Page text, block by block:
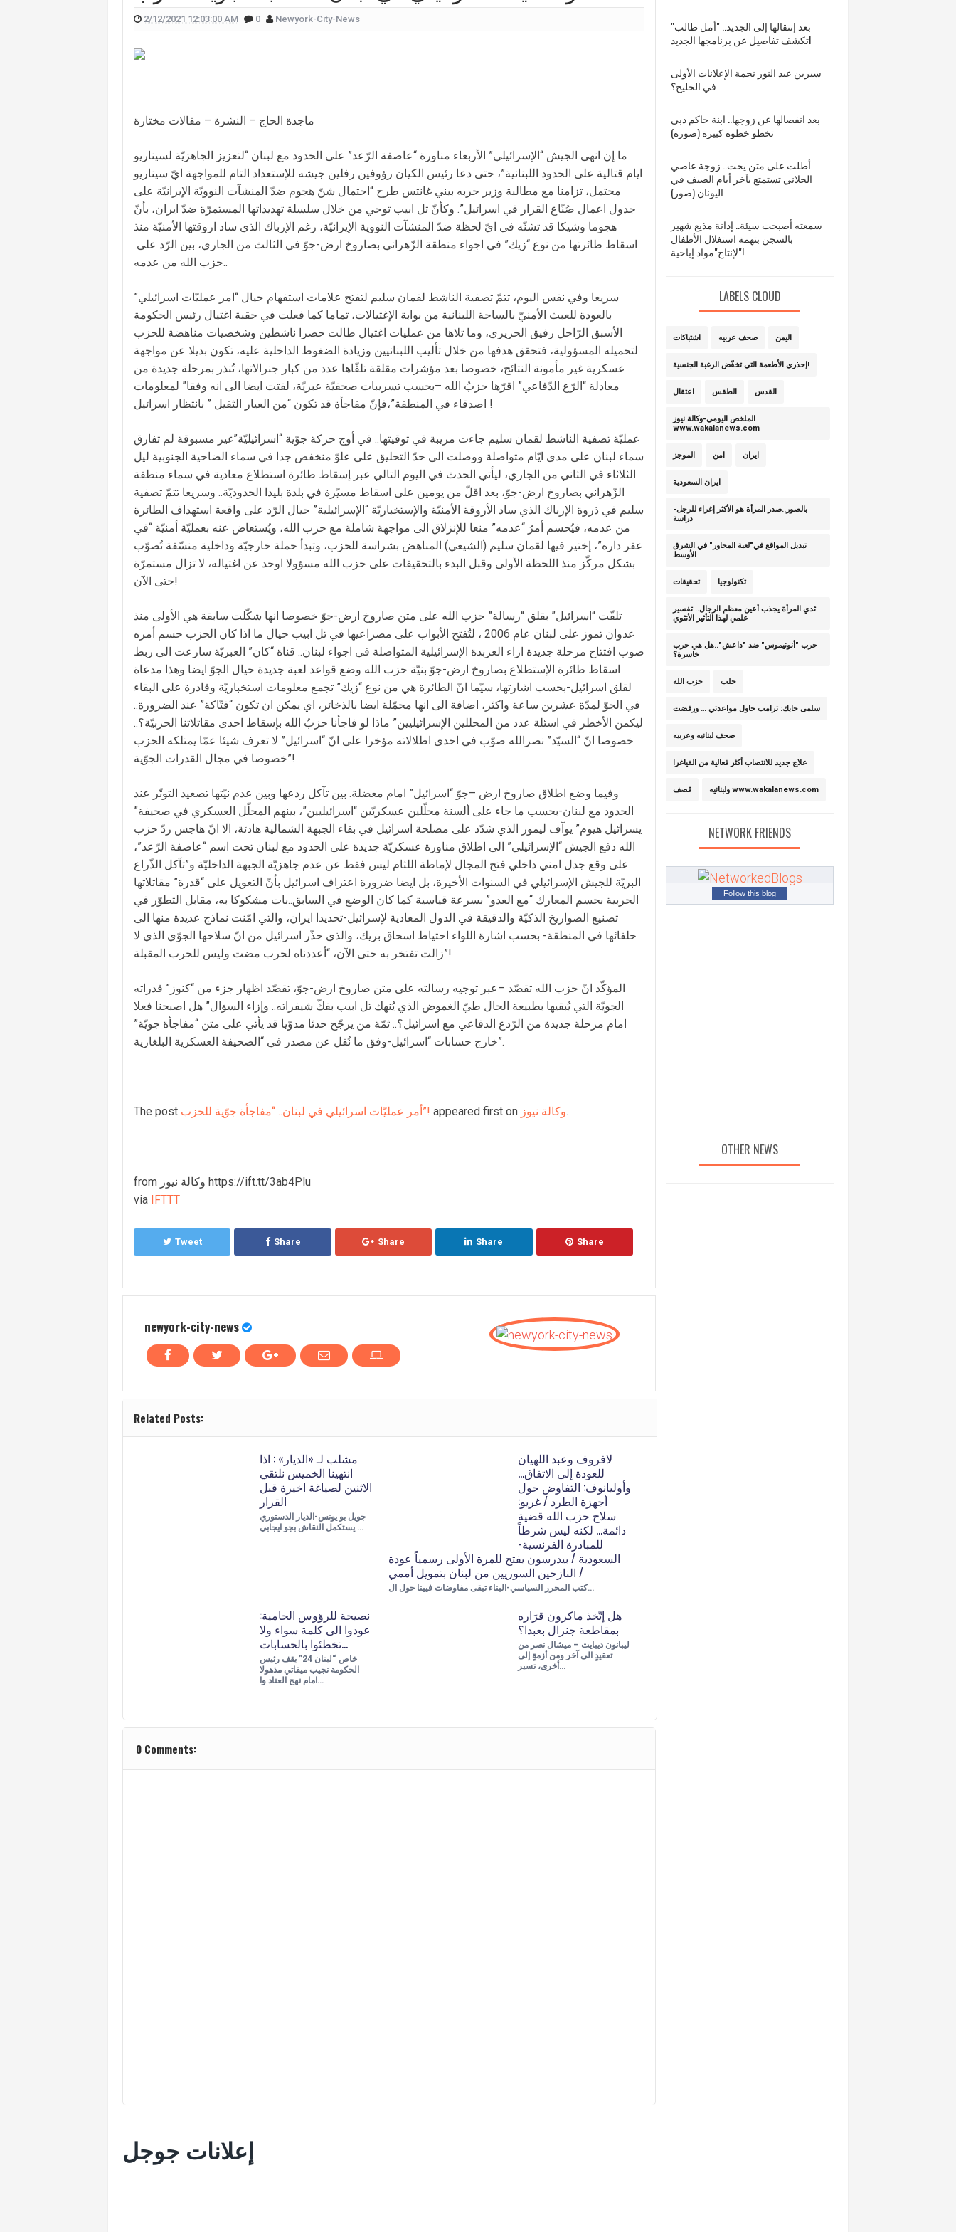
كيف علّقت هيفا وهبي على تفجير "البيجر"؟
بأجواء مليئة بالحب والرومانسية... ممثلان يدخلان القفص الذهبي في روما (صور)
بالفيديو هل يُفكّر هذا الفنان اللبنانيّ بالهجرة إلى كندا؟.. إليكم ما كشفه
2/12/2021 12:03:00 AM 0 Newyork-City-News
ماجدة الحاج – النشرة – مقالات مختارة
ما إن انهى الجيش “الإسرائيلي” الأربعاء مناورة “عاصفة الرّعد” على الحدود مع ​لبنان​ “لتعزيز الجاهزيّة لسيناريو
ايام قتالية على الحدود اللبنانية”، حتى دعا رئيس الكيان رؤوفين رفلين جيشه للإستعداد التام للمواجهة ايّ سيناريو
محتمل، تزامنا مع مطالبة وزير حربه ​بيني غانتس​ طرح “احتمال شنّ هجوم ضدّ المنشآت النوويّة الإيرانيّة على
جدول اعمال صُنّاع القرار في ​اسرائيل​”. وكأنّ ​تل ابيب​ توحي من خلال سلسلة تهديداتها المستمرّة ضدّ ​ايران​، بأنّ
هجوما وشيكا قد تشنّه في ايّ لحظة ضدّ المنشآت النووية الإيرانيّة، رغم الإرباك الذي ساد اروقتها الأمنيّة منذ
اسقاط طائرتها من نوع “زيك” في اجواء منطقة الزّهراني ب​صاروخ​ ارض-جوّ في الثالث من الجاري، بين الرّد على ​
حزب الله​ من عدمه..
سريعا وفي نفس اليوم، تتمّ تصفية الناشط ​لقمان سليم​ لتفتح علامات استفهام حيال “امر عمليّات اسرائيلي”
بالعودة للعبث الأمنيّ بالساحة اللبنانية من بوابة الإغتيالات، تماما كما فعلت في حقبة اغتيال رئيس ​الحكومة​
الأسبق الرّاحل ​رفيق الحريري​، وما تلاها من عمليات اغتيال طالت حصرا ناشطين وشخصيات مناهضة للحزب
لتحميله المسؤولية، فتحقق هدفها من خلال تأليب اللبنانيين وزيادة الضغوط الداخلية عليه، تكون بديلا عن مواجهة
عسكرية غير مأمونة النتائج، خصوصا بعد مؤشرات مقلقة تلقّاها عدد من كبار جنرالاتها، تُنذر بمرحلة جديدة من
معادلة “الرّع الدّفاعي” اقرّها حزبُ الله –بحسب تسريبات صحفيّة عبريّة، لفتت ايضا الى انه وفقا” لمعلومات
اصدقاء في المنطقة”،فإنّ مفاجأة قد تكون “من العيار الثقيل ” بانتظار اسرائيل !
عمليّة تصفية الناشط لقمان سليم جاءت مريبة في توقيتها.. في أوج حركة جوّية “اسرائيليّة”غير مسبوقة لم تفارق
سماء لبنان على مدى ايّام متواصلة ووصلت الى حدّ التحليق على علوّ منخفض جدا في سماء ​الضاحية الجنوبية​ ليل
الثلاثاء في الثاني من الجاري، ليأتي الحدث في اليوم التالي عبر إسقاط ​طائرة​ استطلاع معادية في سماء منطقة
الزّهراني بصاروخ ارض-جوّ، بعد اقلّ من يومين على اسقاط مسيّرة في بلدة ​بليدا​ الحدوديّة.. وسريعا تتمّ تصفية
سليم في ذروة الإرباك الذي ساد الأروقة الأمنيّة والإستخباريّة “الإسرائيلية” حيال الرّد على واقعة استهداف الطائرة
من عدمه، فيُحسم أمرُ “عدمه” منعا للإنزلاق الى مواجهة شاملة مع حزب الله، ويُستعاض عنه بعمليّة أمنيّة “في
عقر داره”، إختير فيها لقمان سليم (الشيعي) المناهض بشراسة للحزب، وتبدأ حملة خارجيّة وداخلية منسّقة تُصوّب
بشكل مركّز منذ اللحظة الأولى وقبل البدء ب​التحقيقات​ على حزب الله مسؤولا اوحد عن اغتياله، لا تزال مستمرّة
حتى الآن!
تلقّت “اسرائيل” بقلق “رسالة” حزب الله على متن صاروخ ارض-جوّ خصوصا انها شكّلت سابقة هي الأولى منذ
عدوان تموز على لبنان عام 2006 ، لتُفتح الأبواب على مصراعيها في تل ابيب حيال ما اذا كان الحزب حسم أمره
صوب افتتاح مرحلة جديدة ازاء العربدة الإسرائيلية المتواصلة في اجواء لبنان.. قناة “كان” العبريّة سارعت الى ربط
اسقاط طائرة الإستطلاع بصاروخ ارض-جوّ بنيّة حزب الله وضع قواعد لعبة جديدة حيال الجوّ ايضا وهذا مدعاة
لقلق اسرائيل-بحسب اشارتها، سيّما انّ الطائرة هي من نوع “زيك” تجمع معلومات استخباريّة وقادرة على البقاء
في الجوّ لمدّة عشرين ساعة واكثر، اضافة الى انها محمّلة ايضا بالذخائر، اي يمكن ان تكون “فتّاكة” عند الضرورة..
ليكمن الأخطر في اسئلة عدد من المحللين الإسرائيليين” ماذا لو فاجأنا حزبُ الله بإسقاط احدى مقاتلاتنا الحربيّة؟..
خصوصا انّ “السيّد” ​نصرالله​ صوّب في احدى اطلالاته مؤخرا على انّ “اسرائيل” لا تعرف شيئا عمّا يمتلكه الحزب
خصوصا في مجال القدرات الجوّية”!
وفيما وضع اطلاق صاروخ ارض –جوّ “اسرائيل” امام معضلة. بين تآكل ردعها وبين عدم نيّتها تصعيد التوتّر عند
الحدود مع لبنان-بحسب ما جاء على ألسنة محلّلين عسكريّين “اسرائيليين”، بينهم المحلّل العسكري في صحيفة”
يسرائيل هيوم” يوآف ليمور الذي شدّد على مصلحة اسرائيل في بقاء الجبهة الشمالية هادئة، الا انّ هاجس ردّ حزب
الله دفع الجيش “الإسرائيلي” الى اطلاق مناورة عسكريّة جديدة على الحدود مع لبنان تحت اسم “عاصفة الرّعد”،
على وقع جدل امني داخلي فتح المجال لإماطة اللثام ليس فقط عن عدم جاهزيّة الجبهة الداخليّة و”تآكل الذّراع
البريّة للجيش الإسرائيلي في السنوات الأخيرة، بل ايضا ضرورة اعتراف اسرائيل بأنّ التعويل على “قدرة” مقاتلاتها
الحربية بحسم المعارك “مع العدو” بسرعة قياسية كما كان الوضع في السابق..بات مشكوكا به، مقابل التطوّر في
تصنيع ​الصواريخ​ الذكيّة والدقيقة في الدول المعادية لإسرائيل-تحديدا ايران، والتي امّنت نماذج عديدة منها الى
حلفائها في المنطقة- بحسب اشارة ​اللواء​ احتياط اسحاق بريك، والذي حذّر اسرائيل من انّ سلاحها الجوّي الذي لا
زالت تفتخر به حتى الآن، “أعددناه لحرب مضت وليس للحرب المقبلة”!
المؤكّد انّ حزب الله تقصّد –عبر توجيه رسالته على متن صاروخ ارض-جوّ، تقصّد اظهار جزء من “كنوز” قدراته
الجويّة التي يُبقيها بطبيعة الحال طيّ الغموض الذي يُنهك تل ابيب بفكّ شيفراته.. وإزاء السؤال” هل اصبحنا فعلا
امام مرحلة جديدة من الرّدع الدفاعي مع اسرائيل؟.. ثمّة من يرجّح حدثا مدوّيا قد يأتي على متن “مفاجأة جويّة”
خارج حسابات “اسرائيل-وفق ما نُقل عن مصدر في “الصحيفة العسكرية البلغارية”.
The post أمر عمليّات اسرائيلي في لبنان.. “مفاجأة جوّية للحزب”! appeared first on وكالة نيوز.
from وكالة نيوز https://ift.tt/3ab4Plu
via
IFTTT
Tweet Share Share Share Share
newyork-city-news
Related Posts:
مشلب لـ «الديار» : اذا
انتهينا الخميس نلتقي
الاثنين لصياغة اخيرة قبل
القرار
جويل بو يونس-الديار الدستوري
يستكمل النقاش بجو ايجابي …
لافروف وعبد اللهيان
للعودة إلى الاتفاق…
وأوليانوف: التفاوض حول
أجهزة الطرد / غريو:
سلاح حزب الله قضية
دائمة… لكنه ليس شرطاً
للمبادرة الفرنسية-
السعودية / بيدرسون يفتح للمرة الأولى رسمياً عودة
النازحين السوريين من لبنان بتمويل أممي /
كتب المحرر السياسي-البناء تبقى مفاوضات فيينا حول ال…
نصيحة للرؤوس الحامية:
عودوا الى كلمة سواء ولا
تخطئوا بالحسابات…
خاص “لبنان 24” يقف رئيس
الحكومة نجيب ميقاتي مذهولا
امام نهج العناد وا…
هل إتّخذ ماكرون قرَاره
بمقاطعة جنرال بعبدا؟
ليبانون ديبايت – ميشال نصر من
تعقيدٍ الى آخر ومن أزمةٍ إلى
أخرى، تسير…
0 Comments:
إعلانات جوجل
بعد إنتقالها إلى الجديد.. "أمل طالب"
تكشف تفاصيل عن برنامجها الجديد!
سيرين عبد النور نجمة الإعلانات الأولى
في الخليج؟
بعد انفصالها عن زوجها.. ابنة حاكم دبي
تخطو خطوة كبيرة (صورة)
أطلت على متن يخت.. زوجة عاصي
الحلاني تستمتع بآخر أيام الصيف في
اليونان (صور)
سمعته أصبحت سيئة.. إدانة مذيع شهير
بالسجن بتهمة استغلال الأطفال
لإنتاج"مواد إباحية"!
LABELS CLOUD
اشتباكات صحف عربيه اليمن
إحذري الأطعمة التي تخفّض الرغبة الجنسية!
اعتقال الطقس القدس
الملخص اليومي-وكالة نيوز
www.wakalanews.com
الموجز امن ايران
ايران السعودية
بالصور..صدر المرأة هو الأكثر إغراء للرجل-
دراسة
تبديل المواقع في"لعبة المحاور" في الشرق
الأوسط
تحقيقات تكنولوجيا
ثدي المرأة يجذب أعين معظم الرجال.. تفسير
علمي لهذا التأثير الأنثوي
حرب "أنونيموس" ضد "داعش"..هل هي حرب
خاسرة؟
حزب الله حلب
سلمى حايك: ترامب حاول مواعدتي … ورفضت
صحف لبنانيه وعربيه
علاج جديد للانتصاب أكثر فعالية من الفياغرا
قصف ولبنانيه www.wakalanews.com
NETWORK FRIENDS
Follow this blog
OTHER NEWS